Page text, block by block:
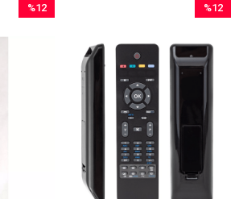
%12
%12